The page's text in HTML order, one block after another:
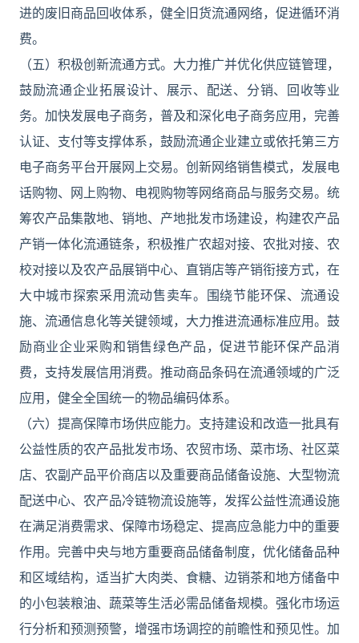
进的废旧商品回收体系，健全旧货流通网络，促进循环消
费。
（五）积极创新流通方式。大力推广并优化供应链管理，
鼓励流通企业拓展设计、展示、配送、分销、回收等业
务。加快发展电子商务，普及和深化电子商务应用，完善
认证、支付等支撑体系，鼓励流通企业建立或依托第三方
电子商务平台开展网上交易。创新网络销售模式，发展电
话购物、网上购物、电视购物等网络商品与服务交易。统
筹农产品集散地、销地、产地批发市场建设，构建农产品
产销一体化流通链条，积极推广农超对接、农批对接、农
校对接以及农产品展销中心、直销店等产销衔接方式，在
大中城市探索采用流动售卖车。围绕节能环保、流通设
施、流通信息化等关键领域，大力推进流通标准应用。鼓
励商业企业采购和销售绿色产品，促进节能环保产品消
费，支持发展信用消费。推动商品条码在流通领域的广泛
应用，健全全国统一的物品编码体系。
（六）提高保障市场供应能力。支持建设和改造一批具有
公益性质的农产品批发市场、农贸市场、菜市场、社区菜
店、农副产品平价商店以及重要商品储备设施、大型物流
配送中心、农产品冷链物流设施等，发挥公益性流通设施
在满足消费需求、保障市场稳定、提高应急能力中的重要
作用。完善中央与地方重要商品储备制度，优化储备品种
和区域结构，适当扩大肉类、食糖、边销茶和地方储备中
的小包装粮油、蔬菜等生活必需品储备规模。强化市场运
行分析和预测预警，增强市场调控的前瞻性和预见性。加